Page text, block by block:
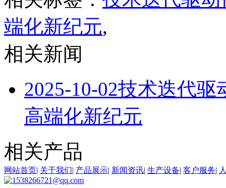
端化新纪元,
相关新闻
2025-10-02技术迭代驱
高端化新纪元
相关产品
网站首页| 关于我们| 产品展示| 新闻资讯| 生产设备| 客户服务|